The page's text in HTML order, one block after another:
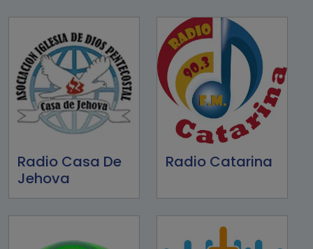
Radio Casa De
Jehova
Radio Catarina